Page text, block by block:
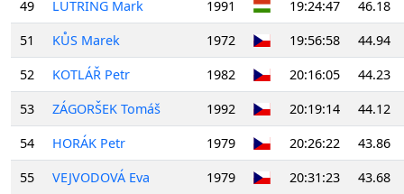
49 LUTRING Mark 1991 19:24:47
46.18
51
KŮS Marek 1972 19:56:58
44.94
52
KOTLÁŘ Petr 1982 20:16:05
44.23
53
ZÁGORŠEK Tomáš 1992 20:19:14
44.12
54
HORÁK Petr 1979 20:26:22
43.86
55
VEJVODOVÁ Eva 1979 20:31:23
43.68